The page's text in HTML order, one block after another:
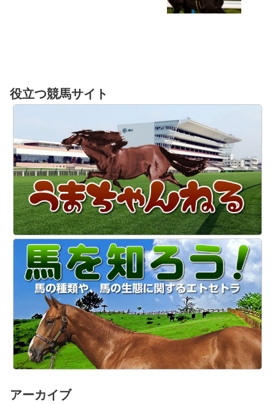
役立つ競馬サイト
アーカイブ